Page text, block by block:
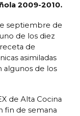
2009-2010.
septiembre de
de los diez
de
asimiladas
algunos de los
de Alta Cocina
fin de semana